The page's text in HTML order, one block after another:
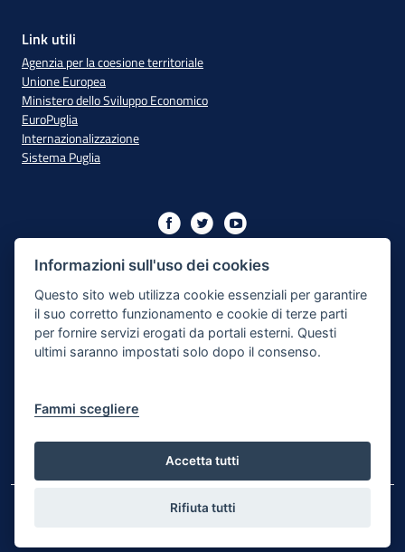
Link utili
Agenzia per la coesione territoriale
Unione Europea
Ministero dello Sviluppo Economico
EuroPuglia
Internazionalizzazione
Sistema Puglia
XIII
Dichiarazione di Accessibilità
Note Legali
© Regione Puglia
Informazioni sull'uso dei cookies
Questo sito web utilizza cookie essenziali per garantire
il suo corretto funzionamento e cookie di terze parti
per fornire servizi erogati da portali esterni. Questi
ultimi saranno impostati solo dopo il consenso.
Fammi scegliere
Accetta tutti
Rifiuta tutti